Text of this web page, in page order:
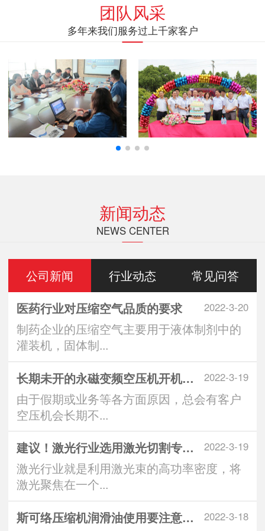
团队风采
多年来我们服务过上千家客户
新闻动态
NEWS CENTER
公司新闻 行业动态 常见问答
2022-3-20
医药行业对压缩空气品质的要求
制药企业的压缩空气主要用于液体制剂中的
灌装机，固体制...
2022-3-19
长期未开的永磁变频空压机开机注意
由于假期或业务等各方面原因，总会有客户
空压机会长期不...
2022-3-19
建议！激光行业选用激光切割专用空
激光行业就是利用激光束的高功率密度，将
激光聚焦在一个...
2022-3-18
斯可络压缩机润滑油使用要注意什么